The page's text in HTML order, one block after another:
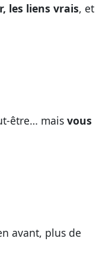
les liens vrais, et
être… mais vous
avant, plus de